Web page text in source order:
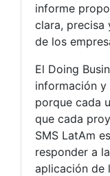
informe
clara, precisa
de los
El Doing
información y
porque cada
que cada
SMS LatAm
responder a
aplicación de